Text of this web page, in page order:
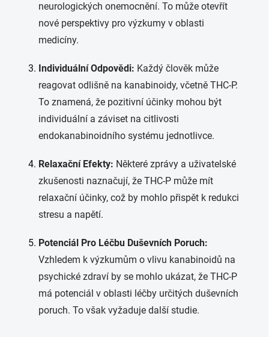
neurologických onemocnění. To může otevřít
nové perspektivy pro výzkumy v oblasti
medicíny.
Individuální Odpovědi: Každý člověk může
reagovat odlišně na kanabinoidy, včetně THC-P.
To znamená, že pozitivní účinky mohou být
individuální a záviset na citlivosti
endokanabinoidního systému jednotlivce.
Relaxační Efekty: Některé zprávy a uživatelské
zkušenosti naznačují, že THC-P může mít
relaxační účinky, což by mohlo přispět k redukci
stresu a napětí.
Potenciál Pro Léčbu Duševních Poruch:
Vzhledem k výzkumům o vlivu kanabinoidů na
psychické zdraví by se mohlo ukázat, že THC-P
má potenciál v oblasti léčby určitých duševních
poruch. To však vyžaduje další studie.